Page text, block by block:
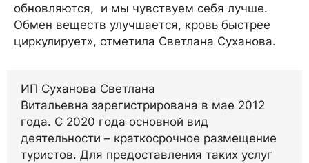
обновляются, и мы чувствуем себя лучше.
Обмен веществ улучшается, кровь быстрее
циркулирует», отметила Светлана Суханова.
ИП Суханова Светлана
Витальевна зарегистрирована в мае 2012
года. С 2020 года основной вид
деятельности – краткосрочное размещение
туристов. Для предоставления таких услуг